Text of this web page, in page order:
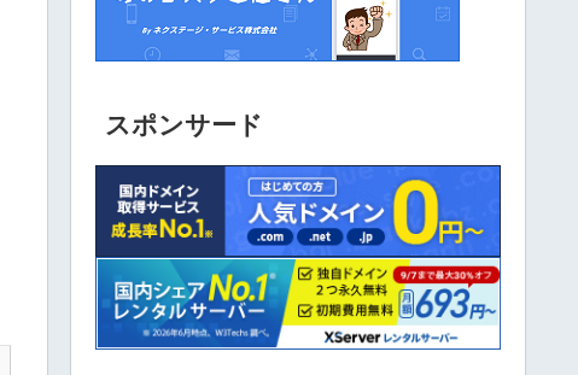
スポンサード